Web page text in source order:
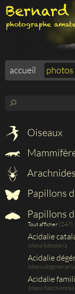
accueil photos
⚲
Oiseaux
Arachnides
Papillons
Papillons
Tout afficher (247)
Acidalie
idaea luteolaria
Acidalie
Idaea degeneraria
Acidalie
Idaea fuscovenosa